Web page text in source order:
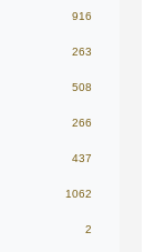
916
263
508
266
437
1062
2